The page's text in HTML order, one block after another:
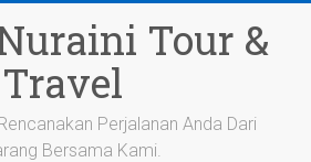
Tour &
Travel
Perjalanan Anda Dari
Bersama Kami.